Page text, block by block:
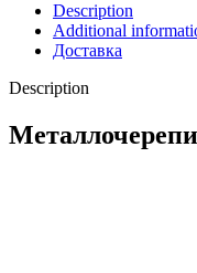
Description
Additional
Доставка
Description